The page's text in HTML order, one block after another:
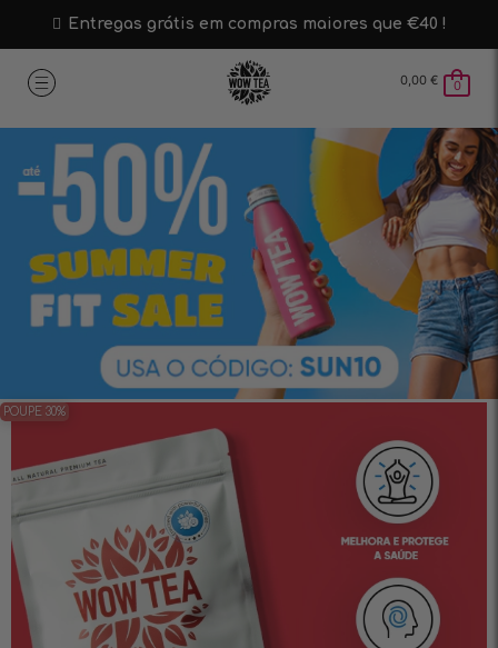
Entregas grátis em compras maiores que €40 !
0,00 € 0
POUPE 30%